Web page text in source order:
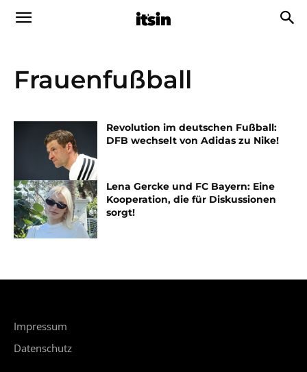
Frauenfußball
Revolution im deutschen Fußball:
DFB wechselt von Adidas zu Nike!
Lena Gercke und FC Bayern: Eine
Kooperation, die für Diskussionen
sorgt!
Impressum
Datenschutz